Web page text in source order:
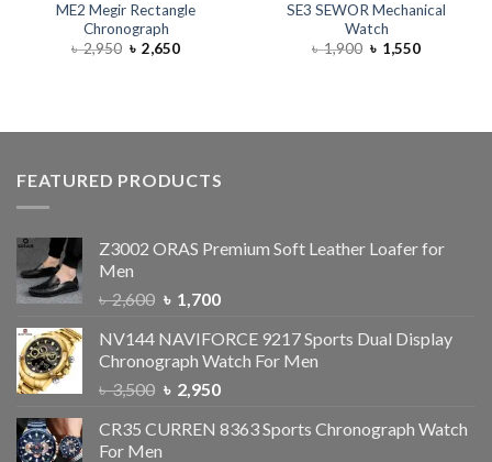
ME2 Megir Rectangle
Chronograph
৳2,950 ৳ 2,650
SE3 SEWOR Mechanical
Watch
৳1,900 ৳ 1,550
FEATURED PRODUCTS
Z3002 ORAS Premium Soft Leather Loafer for
Men
৳2,600 ৳ 1,700
NV144 NAVIFORCE 9217 Sports Dual Display
Chronograph Watch For Men
৳3,500 ৳ 2,950
CR35 CURREN 8363 Sports Chronograph Watch
For Men